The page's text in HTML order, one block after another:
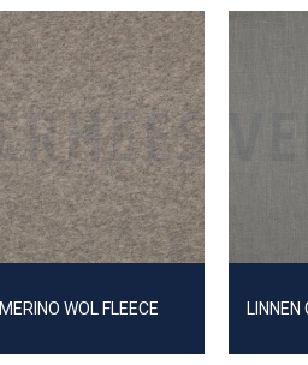
MERINO WOL FLEECE